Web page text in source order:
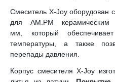
Смеситель X-Joy оборудован
для AM.PM
мм, который
температуры, а также
перепады давления.
Корпус смесителя X-Joy